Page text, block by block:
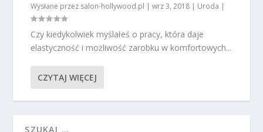
Wysłane przez salon-hollywood.pl |wrz 3, 2018 | Uroda |
Czy kiedykolwiek myślałeś o pracy, która daje
elastyczność i możliwość zarobku w komfortowych...
CZYTAJ WIĘCEJ